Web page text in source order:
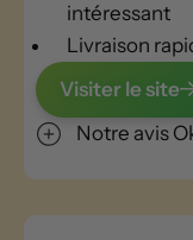
intéressant
Livraison
Visiter le site
Notre avis